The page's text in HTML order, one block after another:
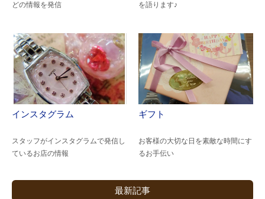
どの情報を発信
を語ります♪
インスタグラム
スタッフがインスタグラムで発信し
ているお店の情報
ギフト
お客様の大切な日を素敵な時間にす
るお手伝い
最新記事